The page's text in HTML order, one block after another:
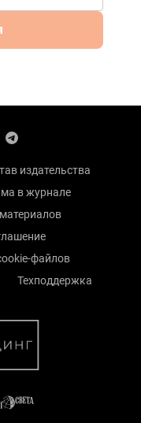
издательства
в журнале
файлов
Техподдержка